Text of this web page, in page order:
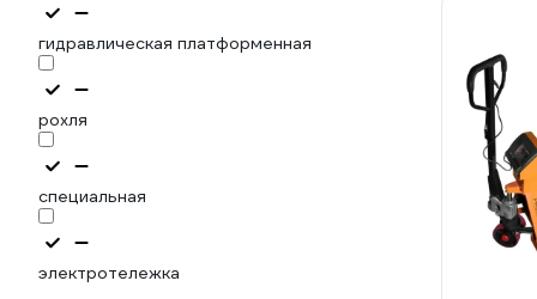
гидравлическая платформенная
рохля
специальная
электротележка